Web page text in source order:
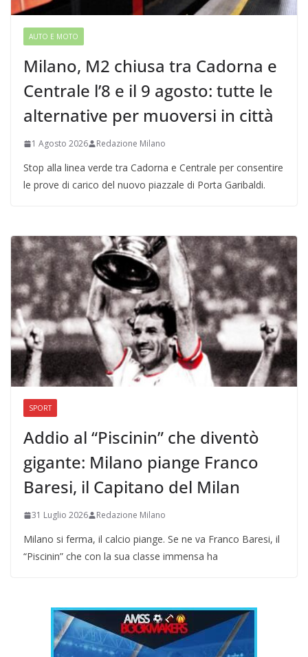
AUTO E MOTO
Milano, M2 chiusa tra Cadorna e
Centrale l’8 e il 9 agosto: tutte le
alternative per muoversi in città
1 Agosto 2026 Redazione Milano
Stop alla linea verde tra Cadorna e Centrale per consentire
le prove di carico del nuovo piazzale di Porta Garibaldi.
SPORT
Addio al “Piscinin” che diventò
gigante: Milano piange Franco
Baresi, il Capitano del Milan
31 Luglio 2026 Redazione Milano
Milano si ferma, il calcio piange. Se ne va Franco Baresi, il
“Piscinin” che con la sua classe immensa ha